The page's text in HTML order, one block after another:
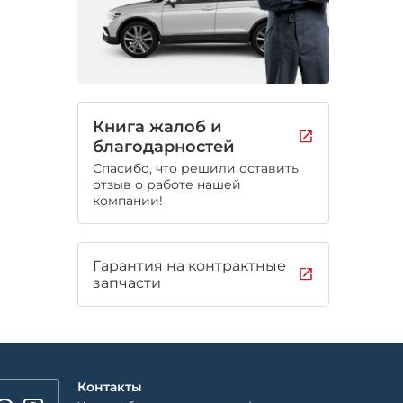
Книга жалоб и
благодарностей
Спасибо, что решили оставить
отзыв о работе нашей
компании!
Гарантия на контрактные
запчасти
Контакты